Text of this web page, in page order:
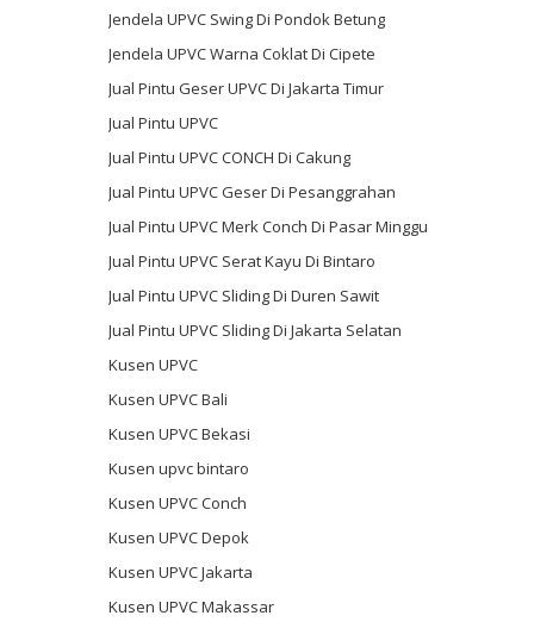
Jendela UPVC Swing Di Pondok Betung
Jendela UPVC Warna Coklat Di Cipete
Jual Pintu Geser UPVC Di Jakarta Timur
Jual Pintu UPVC
Jual Pintu UPVC CONCH Di Cakung
Jual Pintu UPVC Geser Di Pesanggrahan
Jual Pintu UPVC Merk Conch Di Pasar Minggu
Jual Pintu UPVC Serat Kayu Di Bintaro
Jual Pintu UPVC Sliding Di Duren Sawit
Jual Pintu UPVC Sliding Di Jakarta Selatan
Kusen UPVC
Kusen UPVC Bali
Kusen UPVC Bekasi
Kusen upvc bintaro
Kusen UPVC Conch
Kusen UPVC Depok
Kusen UPVC Jakarta
Kusen UPVC Makassar